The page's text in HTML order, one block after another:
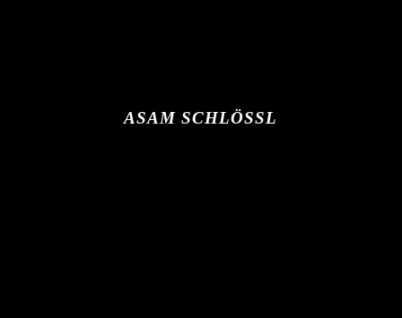
ASAM SCHLÖSSL